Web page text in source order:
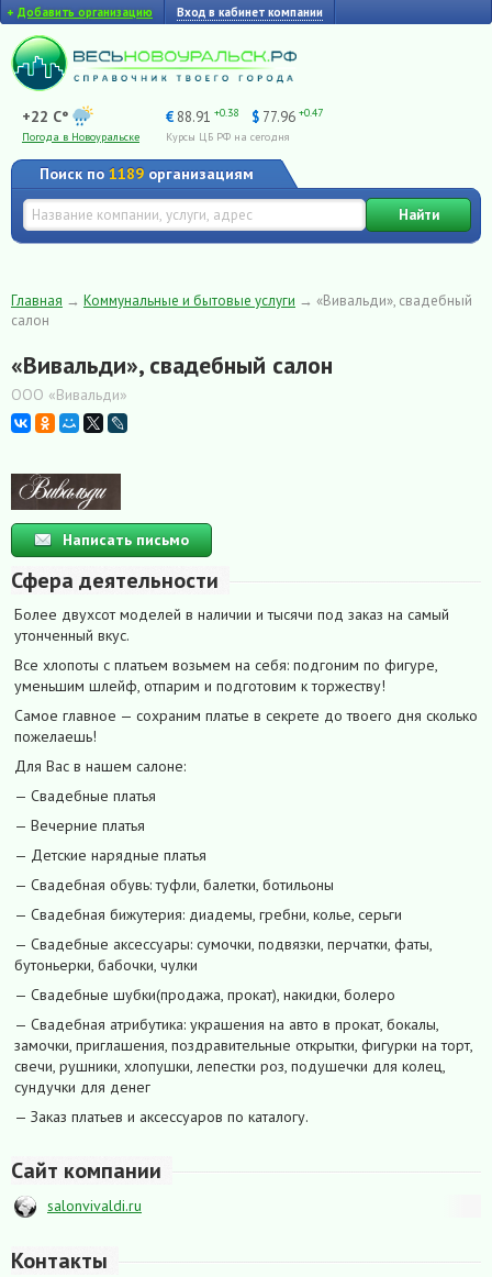
+ Добавить организацию Вход в кабинет компании
+22 C°
Погода в Новоуральске
€ 88.91 +0.38 $ 77.96 +0.47
Курсы ЦБ РФ на сегодня
Поиск по 1189 организациям
Найти
Главная → Коммунальные и бытовые услуги → «Вивальди», свадебный
салон
«Вивальди», свадебный салон
ООО «Вивальди»
Написать письмо
Сфера деятельности
Более двухсот моделей в наличии и тысячи под заказ на самый
утонченный вкус.
Все хлопоты с платьем возьмем на себя: подгоним по фигуре,
уменьшим шлейф, отпарим и подготовим к торжеству!
Самое главное — сохраним платье в секрете до твоего дня сколько
пожелаешь!
Для Вас в нашем салоне:
— Свадебные платья
— Вечерние платья
— Детские нарядные платья
— Свадебная обувь: туфли, балетки, ботильоны
— Свадебная бижутерия: диадемы, гребни, колье, серьги
— Свадебные аксессуары: сумочки, подвязки, перчатки, фаты,
бутоньерки, бабочки, чулки
— Свадебные шубки(продажа, прокат), накидки, болеро
— Свадебная атрибутика: украшения на авто в прокат, бокалы,
замочки, приглашения, поздравительные открытки, фигурки на торт,
свечи, рушники, хлопушки, лепестки роз, подушечки для колец,
сундучки для денег
— Заказ платьев и аксессуаров по каталогу.
Сайт компании
salonvivaldi.ru
Контакты